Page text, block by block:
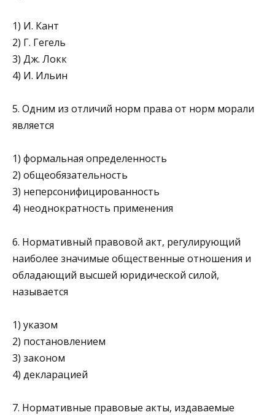
1) И. Кант
2) Г. Гегель
3) Дж. Локк
4) И. Ильин
5. Одним из отличий норм права от норм морали
является
1) формальная определенность
2) общеобязательность
3) неперсонифицированность
4) неоднократность применения
6. Нормативный правовой акт, регулирующий
наиболее зна­чимые общественные отношения и
обладающий высшей юридической силой,
называется
1) указом
2) постановлением
3) законом
4) декларацией
7. Нормативные правовые акты, издаваемые